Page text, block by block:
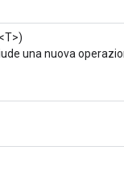
<T>)
una nuova